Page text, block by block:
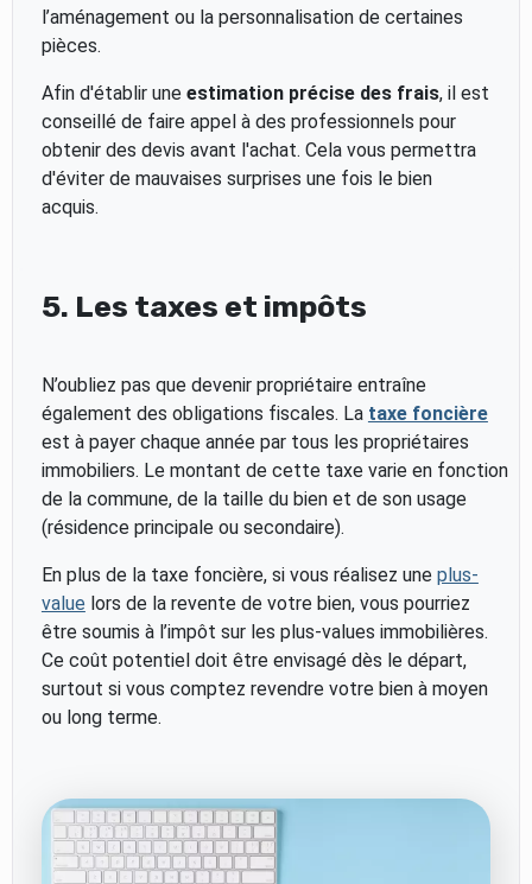
l’aménagement ou la personnalisation de certaines
pièces.
Afin d'établir une estimation précise des frais, il est
conseillé de faire appel à des professionnels pour
obtenir des devis avant l'achat. Cela vous permettra
d'éviter de mauvaises surprises une fois le bien
acquis.
5. Les taxes et impôts
N’oubliez pas que devenir propriétaire entraîne
également des obligations fiscales. La taxe foncière
est à payer chaque année par tous les propriétaires
immobiliers. Le montant de cette taxe varie en fonction
de la commune, de la taille du bien et de son usage
(résidence principale ou secondaire).
En plus de la taxe foncière, si vous réalisez une plus-
value lors de la revente de votre bien, vous pourriez
être soumis à l’impôt sur les plus-values immobilières.
Ce coût potentiel doit être envisagé dès le départ,
surtout si vous comptez revendre votre bien à moyen
ou long terme.